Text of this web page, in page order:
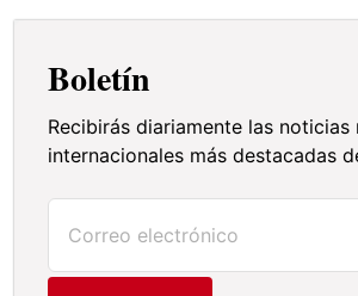
Boletín
Recibirás diariamente las noticias
internacionales más destacadas